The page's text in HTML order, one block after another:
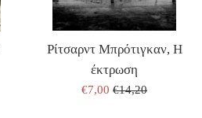
Ρίτσαρντ Μπρότιγκαν, Η
έκτρωση
ΤΙΜΗ
€7,00 ΤΙΜΗ
€14,20